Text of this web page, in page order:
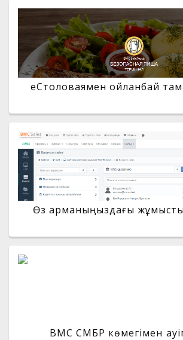
еСтоловаямен ойланбай
Өз арманыңыздағы
BMC СМБР көмегімен